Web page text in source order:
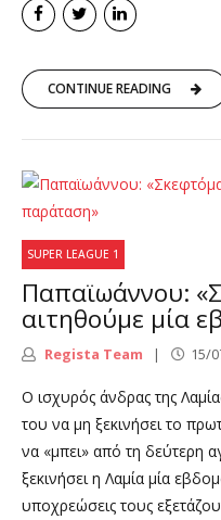
CONTINUE READING
SUPER LEAGUE 1
Παπαϊωάννου:
αιτηθούμε μία
Regista Team 15/
Ο ισχυρός άνδρας της
του να μη ξεκινήσει το
να «μπει» από τη δεύτερη
ξεκινήσει η Λαμία μία
υποχρεώσεις τους